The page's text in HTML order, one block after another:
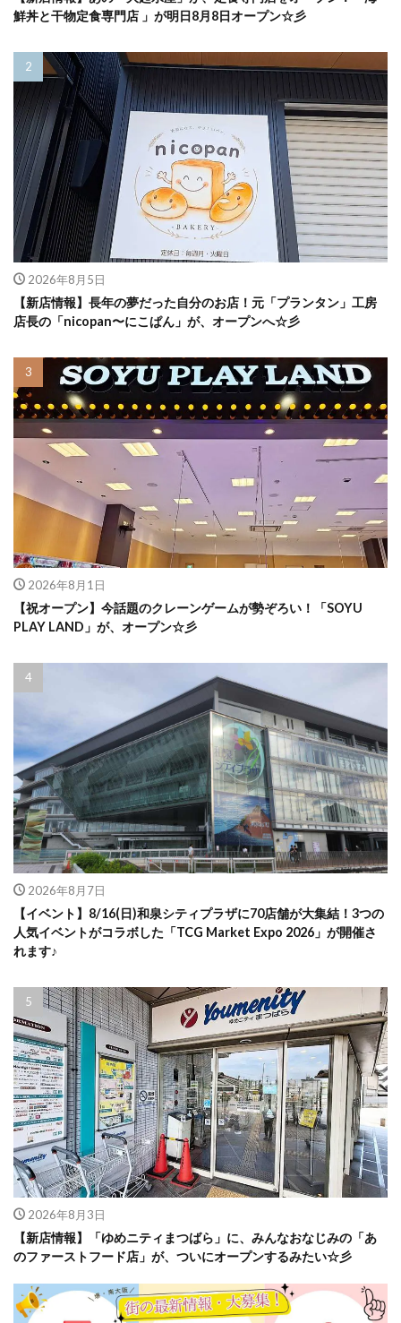
鮮丼と干物定食専門店 」が明日8月8日オープン☆彡
2026年8月5日
【新店情報】長年の夢だった自分のお店！元「プランタン」工房
店長の「nicopan〜にこぱん」が、オープンへ☆彡
2026年8月1日
【祝オープン】今話題のクレーンゲームが勢ぞろい！「SOYU
PLAY LAND」が、オープン☆彡
2026年8月7日
【イベント】8/16(日)和泉シティプラザに70店舗が大集結！3つの
人気イベントがコラボした「TCG Market Expo 2026」が開催さ
れます♪
2026年8月3日
【新店情報】「ゆめニティまつばら」に、みんなおなじみの「あ
のファーストフード店」が、ついにオープンするみたい☆彡